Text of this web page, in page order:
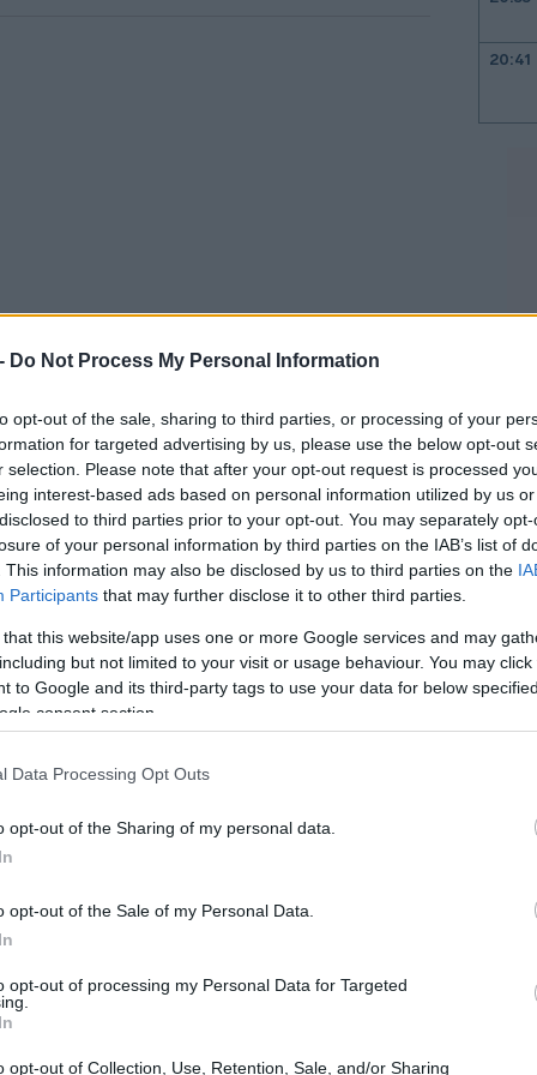
Do Not Process My Personal Information
opt-out of the sale, sharing to third parties, or processing of your
for targeted advertising by us, please use the below opt-out
selection. Please note that after your opt-out request is processed
interest-based ads based on personal information utilized by us
to third parties prior to your opt-out. You may separately
of your personal information by third parties on the IAB’s list of
This information may also be disclosed by us to third parties on the
Participants that may further disclose it to other third parties.
that this website/app uses one or more Google services and may
but not limited to your visit or usage behaviour. You may
to Google and its third-party tags to use your data for below
consent section.
Data Processing Opt Outs
opt-out of the Sharing of my personal data.
opt-out of the Sale of my Personal Data.
opt-out of processing my Personal Data for Targeted
opt-out of Collection, Use, Retention, Sale, and/or Sharing
στη Γερμανία,
της ευρωζώνης θα βρεθεί
από τις εκτιμήσεις», δήλωσε ο
της Pantheon Macroeconomics.
σε οικονομολόγους, ο πληθωρισμός
τον Μάρτιο.
20:41
20:12
19:56
19:55